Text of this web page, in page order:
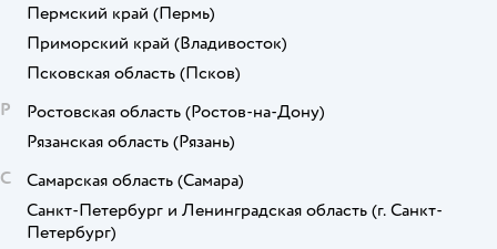
Пермский край (Пермь)
Приморский край (Владивосток)
Псковская область (Псков)
Р
Ростовская область (Ростов-на-Дону)
Рязанская область (Рязань)
С
Самарская область (Самара)
Санкт-Петербург и Ленинградская область (г. Санкт-
Петербург)